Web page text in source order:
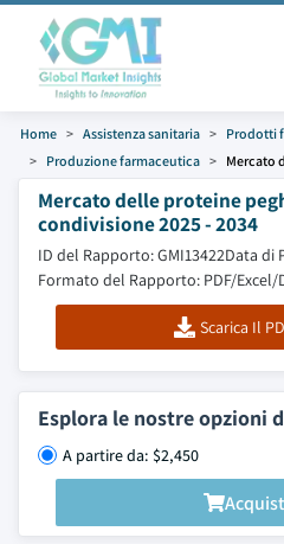
Home Assistenza sanitaria
Prodotti
Produzione farmaceutica
Mercato
Mercato delle proteine
condivisione 2025 - 2034
ID del Rapporto: GMI13422Data di
Formato del Rapporto: PDF/
Scarica Il
Esplora le nostre opzioni
A partire da: $2,450